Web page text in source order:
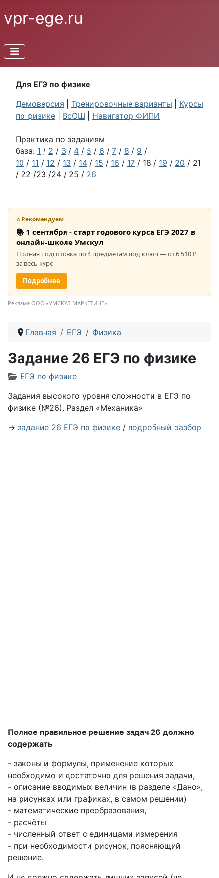
vpr-ege.ru
Для ЕГЭ по физике
Демоверсия
Тренировочные варианты
Курсы
по физике
ВсОШ Навигатор ФИПИ
Практика по заданиям
база: 1 / 2 / 3 / 4 / 5 / 6 / 7 / 8 / 9 /
10 / 11 / 12 / 13 / 14 / 15 / 16 / 17 / 18 / 19 / 20 / 21
/ 22 /23 /24 / 25 / 26
⭐ Рекомендуем
📚 1 сентября - старт годового курса ЕГЭ 2027 в
онлайн-школе Умскул
Полная подготовка по 4 предметам под ключ — от 6 510 ₽
за весь курс
Подробнее
Реклама ООО «УМСКУЛ МАРКЕТИНГ»
Главная ЕГЭ Физика
Задание 26 ЕГЭ по физике
Информация о материале
ЕГЭ по физике
Задания высокого уровня сложности в ЕГЭ по
физике (№26). Раздел «Механика»
→ задание 26 ЕГЭ по физике / подробный разбор
Полное правильное решение задач 26 должно
содержать
- законы и формулы, применение которых
необходимо и достаточно для решения задачи,
- описание вводимых величин (в разделе «Дано»,
на рисунках или графиках, в самом решении)
- математические преобразования,
- расчёты
- численный ответ с единицами измерения
- при необходимости рисунок, поясняющий
решение.